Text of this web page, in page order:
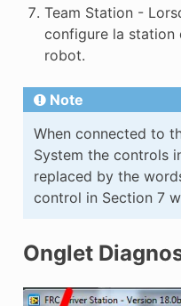
Team Station -
configure la station
robot.
Note
When connected to
System the controls
replaced by the
control in Section 7
Onglet